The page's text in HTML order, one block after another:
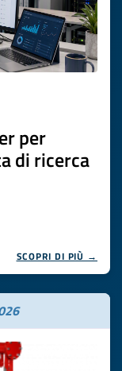
per
di ricerca
SCOPRI DI PIÙ →